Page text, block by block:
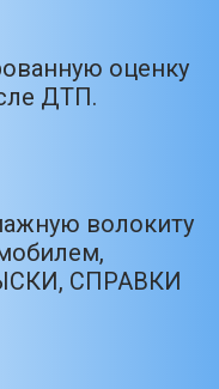
оценку
ДТП.
волокиту
СПРАВКИ